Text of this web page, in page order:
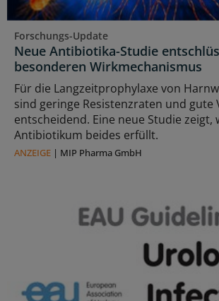
Forschungs-Update
Neue Antibiotika-Studie
besonderen Wirkmechanismus
Für die Langzeitprophylaxe von
sind geringe Resistenzraten und gute
entscheidend. Eine neue Studie zeigt,
Antibiotikum beides erfüllt.
ANZEIGE | MIP Pharma GmbH